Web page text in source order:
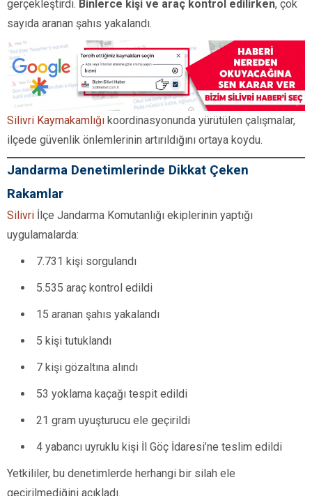
gerçekleştirdi. Binlerce kişi ve araç kontrol edilirken, çok
sayıda aranan şahıs yakalandı.
Silivri Kaymakamlığı koordinasyonunda yürütülen çalışmalar,
ilçede güvenlik önlemlerinin artırıldığını ortaya koydu.
Jandarma Denetimlerinde Dikkat Çeken
Rakamlar
Silivri İlçe Jandarma Komutanlığı ekiplerinin yaptığı
uygulamalarda:
7.731 kişi sorgulandı
5.535 araç kontrol edildi
15 aranan şahıs yakalandı
5 kişi tutuklandı
7 kişi gözaltına alındı
53 yoklama kaçağı tespit edildi
21 gram uyuşturucu ele geçirildi
4 yabancı uyruklu kişi İl Göç İdaresi’ne teslim edildi
Yetkililer, bu denetimlerde herhangi bir silah ele
geçirilmediğini açıkladı.